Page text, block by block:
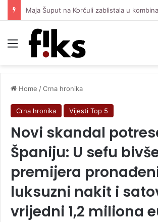
Menu
Home /Crna hronika
Crna hronika Vijesti Top 5
Novi skandal
Španiju: U sefu
premijera
luksuzni nakit i
vrijedni 1,2 miliona